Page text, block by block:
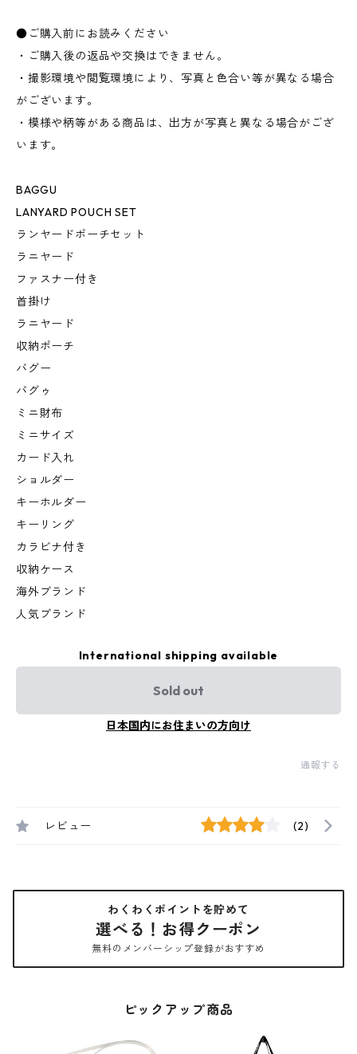
●ご購入前にお読みください
・ご購入後の返品や交換はできません。
・撮影環境や閲覧環境により、写真と色合い等が異なる場合
がございます。
・模様や柄等がある商品は、出方が写真と異なる場合がござ
います。
BAGGU
LANYARD POUCH SET
ランヤードポーチセット
ラニヤード
ファスナー付き
首掛け
ラニヤード
収納ポーチ
バグー
バグゥ
ミニ財布
ミニサイズ
カード入れ
ショルダー
キーホルダー
キーリング
カラビナ付き
収納ケース
海外ブランド
人気ブランド
International shipping available
Sold out
日本国内にお住まいの方向け
通報する
レビュー (2)
わくわくポイントを貯めて
選べる！お得クーポン
無料のメンバーシップ登録がおすすめ
ピックアップ商品